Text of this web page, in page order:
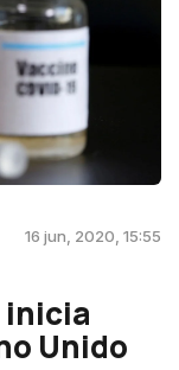
16 jun, 2020, 15:55
inicia
Unido